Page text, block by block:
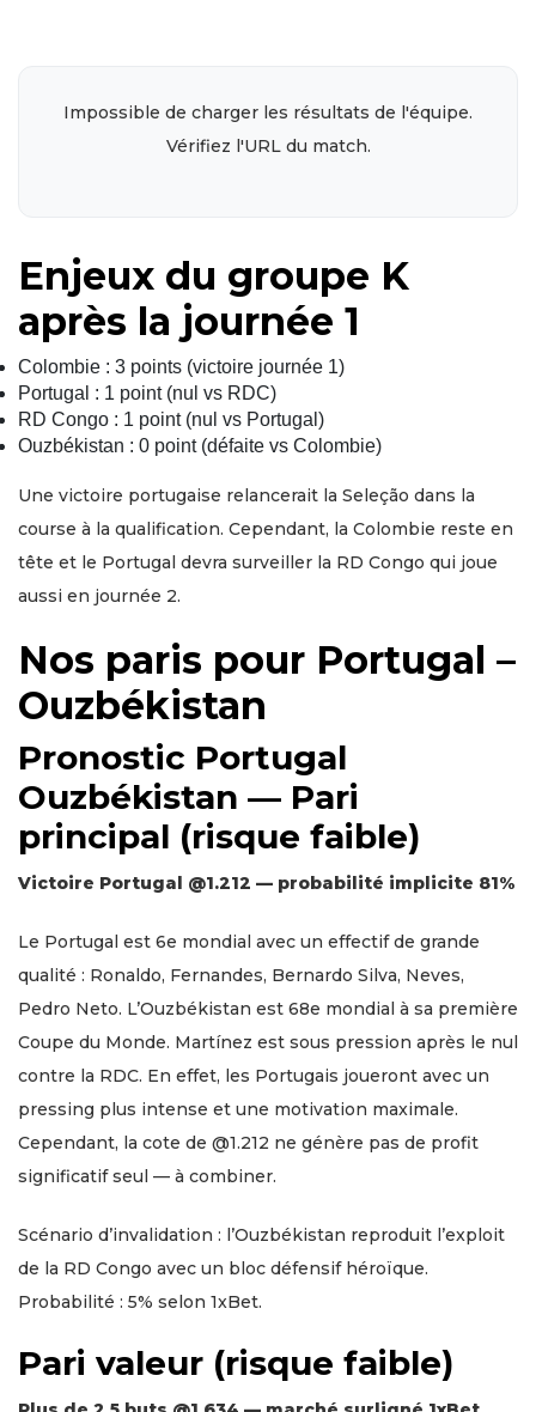
Impossible de charger les résultats de l'équipe.
Vérifiez l'URL du match.
Enjeux du groupe K
après la journée 1
Colombie : 3 points (victoire journée 1)
Portugal : 1 point (nul vs RDC)
RD Congo : 1 point (nul vs Portugal)
Ouzbékistan : 0 point (défaite vs Colombie)
Une victoire portugaise relancerait la Seleção dans la
course à la qualification. Cependant, la Colombie reste en
tête et le Portugal devra surveiller la RD Congo qui joue
aussi en journée 2.
Nos paris pour Portugal –
Ouzbékistan
Pronostic Portugal
Ouzbékistan — Pari
principal (risque faible)
Victoire Portugal @1.212 — probabilité implicite 81%
Le Portugal est 6e mondial avec un effectif de grande
qualité : Ronaldo, Fernandes, Bernardo Silva, Neves,
Pedro Neto. L’Ouzbékistan est 68e mondial à sa première
Coupe du Monde. Martínez est sous pression après le nul
contre la RDC. En effet, les Portugais joueront avec un
pressing plus intense et une motivation maximale.
Cependant, la cote de @1.212 ne génère pas de profit
significatif seul — à combiner.
Scénario d’invalidation : l’Ouzbékistan reproduit l’exploit
de la RD Congo avec un bloc défensif héroïque.
Probabilité : 5% selon 1xBet.
Pari valeur (risque faible)